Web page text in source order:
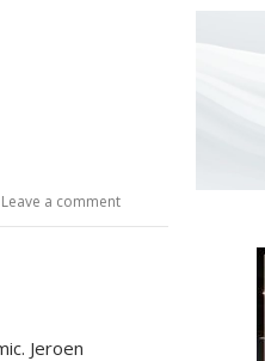
Leave a comment
Jeroen